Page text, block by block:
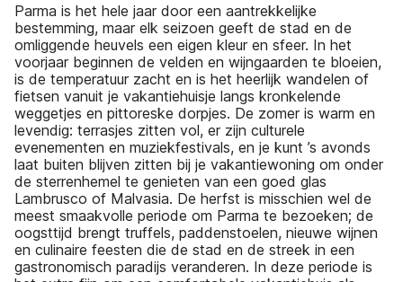
Parma is het hele jaar door een aantrekkelijke
bestemming, maar elk seizoen geeft de stad en de
omliggende heuvels een eigen kleur en sfeer. In het
voorjaar beginnen de velden en wijngaarden te bloeien,
is de temperatuur zacht en is het heerlijk wandelen of
fietsen vanuit je vakantiehuisje langs kronkelende
weggetjes en pittoreske dorpjes. De zomer is warm en
levendig: terrasjes zitten vol, er zijn culturele
evenementen en muziekfestivals, en je kunt ’s avonds
laat buiten blijven zitten bij je vakantiewoning om onder
de sterrenhemel te genieten van een goed glas
Lambrusco of Malvasia. De herfst is misschien wel de
meest smaakvolle periode om Parma te bezoeken; de
oogsttijd brengt truffels, paddenstoelen, nieuwe wijnen
en culinaire feesten die de stad en de streek in een
gastronomisch paradijs veranderen. In deze periode is